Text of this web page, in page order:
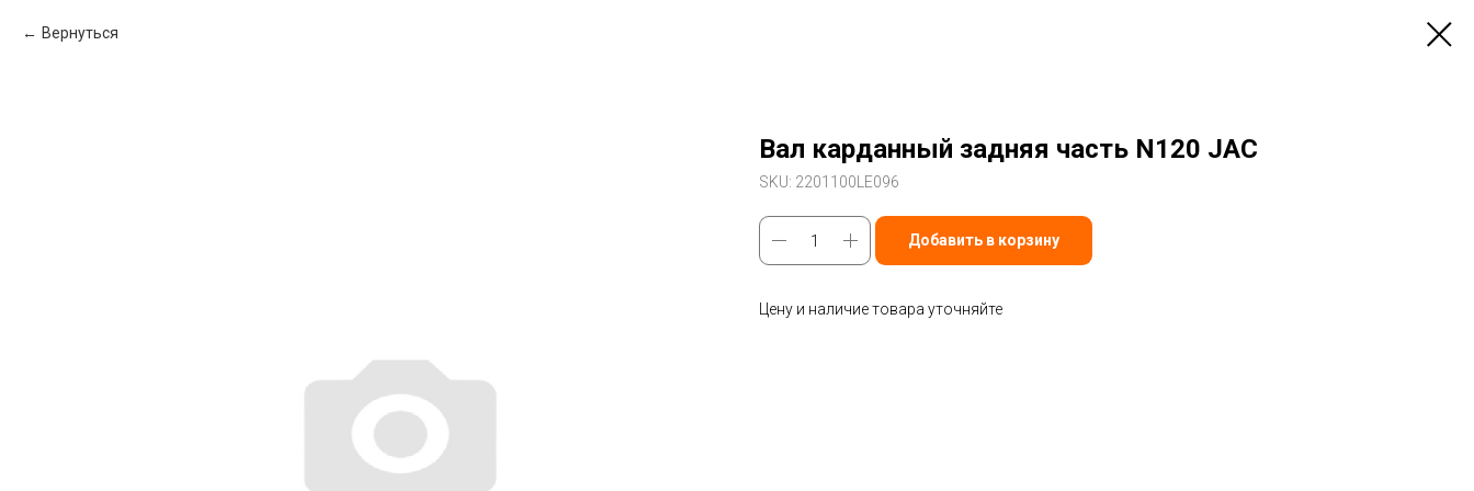
Вернуться
Вал карданный задняя часть N120 JAC
SKU: 2201100LE096
Добавить в корзину
Цену и наличие товара уточняйте